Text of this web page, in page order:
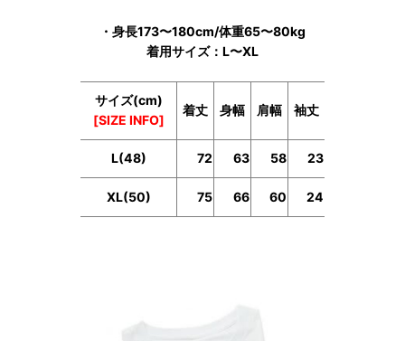
・身長173〜180cm/体重65〜80kg
着用サイズ：L〜XL
サイズ(cm)
[SIZE INFO]
着丈 身幅 肩幅 袖丈
L(48) 72 63 58 23
XL(50) 75 66 60 24